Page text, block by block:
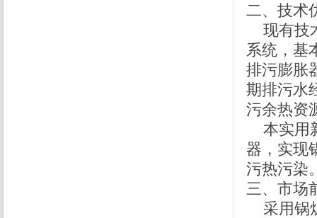
二、技术
现有技
系统，基
排污膨胀
期排污水
污余热资
本实用
器，实现
污热污染
三、市场
采用锅